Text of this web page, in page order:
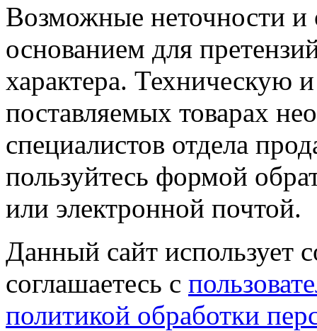
Возможные неточности и
основанием для
характера.
поставляемых товарах
специалистов отдела
пользуйтесь формой
или электронной почтой.
Данный сайт использует
соглашаетесь с
политикой обработки